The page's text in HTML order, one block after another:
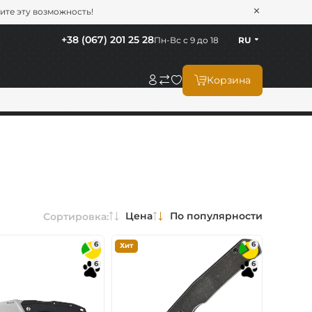
эту возможность!
Корзина
Пн-Вс с 9 до 18
+38 (067) 201 25 28 RU
Сортировка: Цена По популярности
6
6
Хит 6
6